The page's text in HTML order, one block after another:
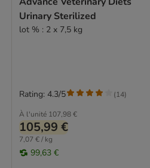
Urinary Sterilized
lot % : 2 x 7,5 kg
À l'unité 107,98 €
105,99 €
7,07 € / kg
99,63 €
Rating: 4.3/5 (14)